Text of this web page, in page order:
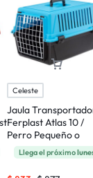
Celeste
Jaula
Ferplast Atlas 10 /
Perro Pequeño o
Gatos
Llega el próximo